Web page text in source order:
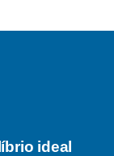
ideal